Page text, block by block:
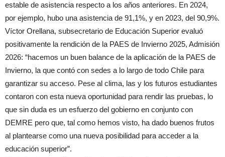
estable de asistencia respecto a los años anteriores. En 2024,
por ejemplo, hubo una asistencia de 91,1%, y en 2023, del 90,9%.
Víctor Orellana, subsecretario de Educación Superior evaluó
positivamente la rendición de la PAES de Invierno 2025, Admisión
2026: “hacemos un buen balance de la aplicación de la PAES de
Invierno, la que contó con sedes a lo largo de todo Chile para
garantizar su acceso. Pese al clima, las y los futuros estudiantes
contaron con esta nueva oportunidad para rendir las pruebas, lo
que sin duda es un esfuerzo del gobierno en conjunto con
DEMRE pero que, tal como hemos visto, ha dado buenos frutos
al plantearse como una nueva posibilidad para acceder a la
educación superior”.